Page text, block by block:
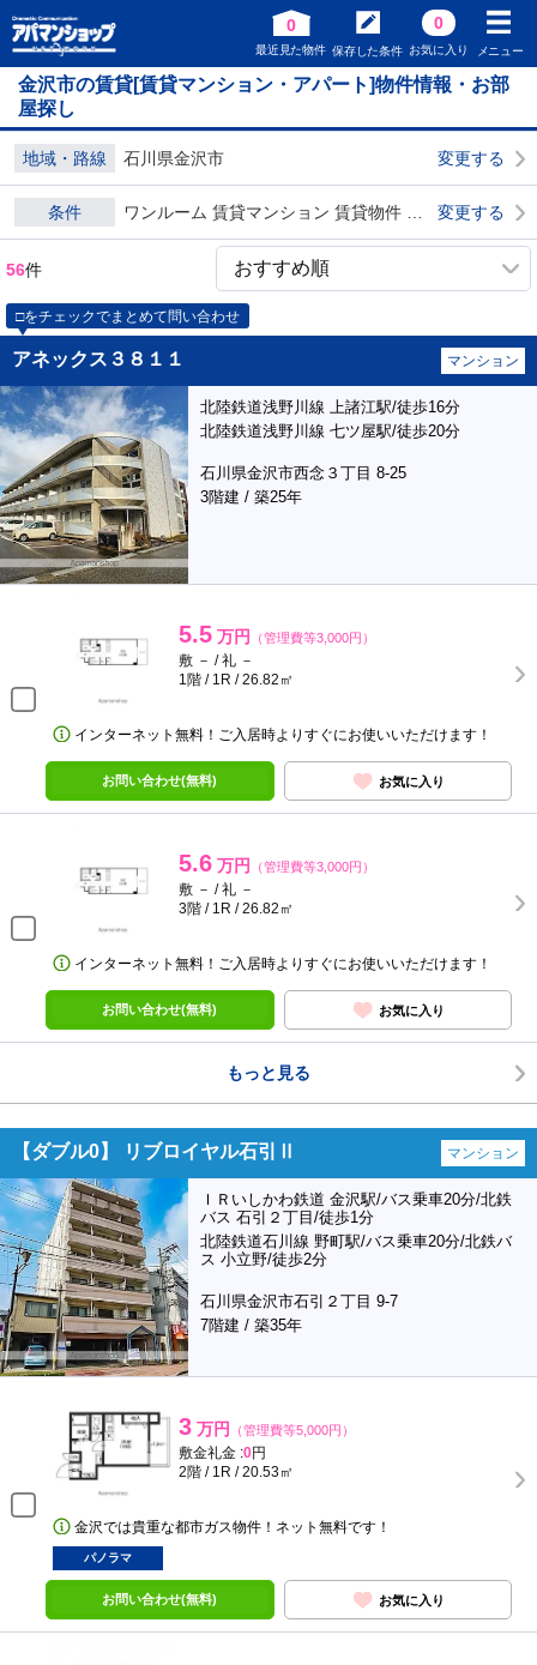
0
最近見た物件 保存した条件
0
お気に入り メニュー
金沢市の賃貸[賃貸マンション・アパート]物件情報・お部
屋探し
地域・路線 石川県金沢市 変更する
条件 変更する
56件
□をチェックでまとめて問い合わせ
アネックス３８１１ マンション
北陸鉄道浅野川線 上諸江駅/徒歩16分
北陸鉄道浅野川線 七ツ屋駅/徒歩20分
石川県金沢市西念３丁目 8-25
3階建 / 築25年
5.5 万円 （管理費等3,000円）
敷 － / 礼 －
1階 / 1R / 26.82㎡
インターネット無料！ご入居時よりすぐにお使いいただけます！
お問い合わせ(無料) お気に入り
5.6 万円 （管理費等3,000円）
敷 － / 礼 －
3階 / 1R / 26.82㎡
インターネット無料！ご入居時よりすぐにお使いいただけます！
お問い合わせ(無料) お気に入り
もっと見る
【ダブル0】 リブロイヤル石引Ⅱ マンション
ＩＲいしかわ鉄道 金沢駅/バス乗車20分/北鉄
バス 石引２丁目/徒歩1分
北陸鉄道石川線 野町駅/バス乗車20分/北鉄バ
ス 小立野/徒歩2分
石川県金沢市石引２丁目 9-7
7階建 / 築35年
3 万円 （管理費等5,000円）
敷金礼金 :0円
2階 / 1R / 20.53㎡
金沢では貴重な都市ガス物件！ネット無料です！
パノラマ
お問い合わせ(無料) お気に入り